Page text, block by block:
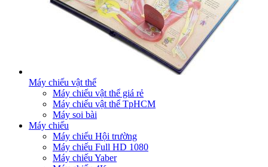
Máy chiếu vật thể
Máy chiếu vật thể giá rẻ
Máy chiếu vật thể TpHCM
Máy soi bài
Máy chiếu
Máy chiếu Hội trường
Máy chiếu Full HD 1080
Máy chiếu Yaber